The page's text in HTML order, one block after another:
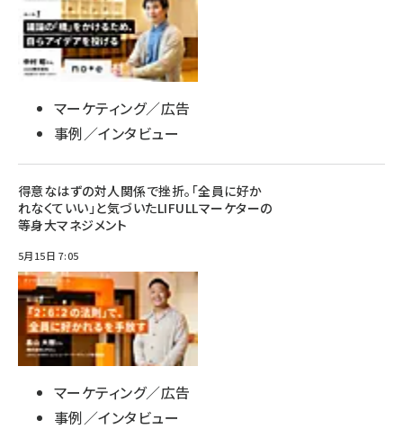
マーケティング／広告
事例／インタビュー
得意なはずの対人関係で挫折。「全員に好か
れなくていい」と気づいたLIFULLマーケターの
等身大マネジメント
5月15日 7:05
マーケティング／広告
事例／インタビュー